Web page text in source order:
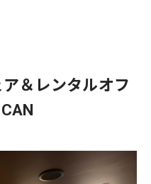
＆レンタルオフ